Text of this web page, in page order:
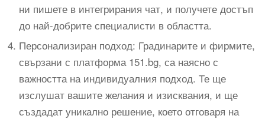
ни пишете в интегрирания чат, и получете достъп
до най-добрите специалисти в областта.
Персонализиран подход: Градинарите и фирмите,
свързани с платформа 151.bg, са наясно с
важността на индивидуалния подход. Те ще
изслушат вашите желания и изисквания, и ще
създадат уникално решение, което отговаря на